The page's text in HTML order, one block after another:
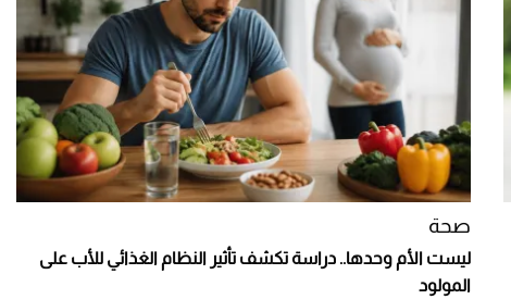
صحة
ليست الأم وحدها.. دراسة تكشف تأثير النظام الغذائي للأب على
المولود